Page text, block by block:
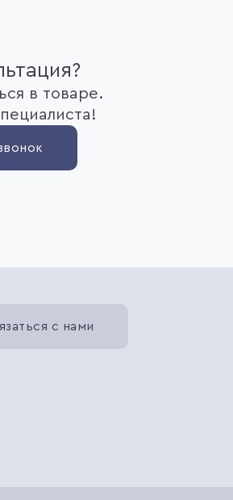
в товаре.
с нами